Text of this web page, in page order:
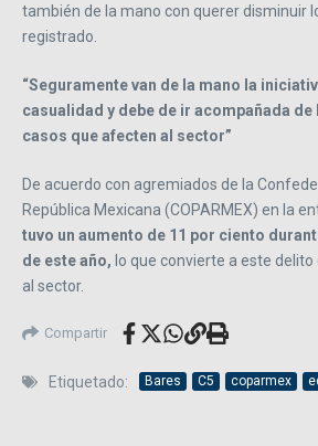
también de la mano con querer disminuir
registrado.
“Seguramente van de la mano la
casualidad y debe de ir acompañada
casos que afecten al sector”
De acuerdo con agremiados de la
República Mexicana (COPARMEX) en la
tuvo un aumento de 11 por ciento
de este año, lo que convierte a este
al sector.
Compartir
Etiquetado: Bares C5 coparmex